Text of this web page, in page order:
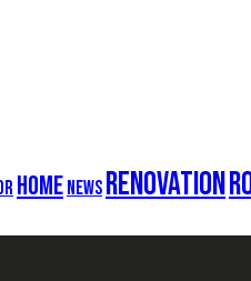
home newsrenovation